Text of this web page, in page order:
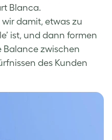
Blanca.
damit, etwas zu
ist, und dann formen
Balance zwischen
des Kunden